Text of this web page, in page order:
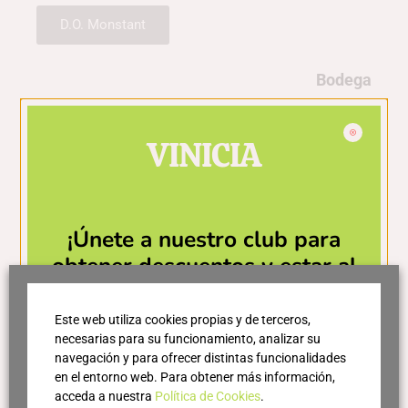
D.O. Monstant
Bodega
Celler Joan d'Anguera
Color rojo rubí profundo con ribetes granate.
Fruta negra madura, toques herbáceos, notas
Elegante y equilibrado, taninos firmes pero
integrados, buena acidez, mineralidad persistente y
final largo.
Este web utiliza cookies propias y de terceros,
necesarias para su funcionamiento, analizar su
navegación y para ofrecer distintas funcionalidades
en el entorno web. Para obtener más información,
acceda a nuestra Política de Cookies.
VINICIA
¡Únete a nuestro club para
obtener descuentos y estar al
día de las últimas novedades!